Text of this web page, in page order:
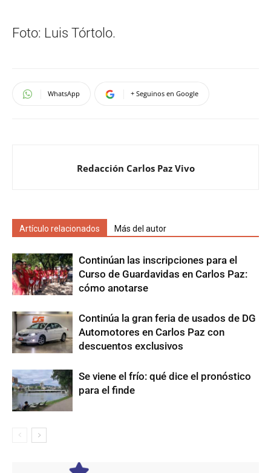
Foto: Luis Tórtolo.
WhatsApp + Seguinos en Google
Redacción Carlos Paz Vivo
Artículo relacionados Más del autor
Continúan las inscripciones para el
Curso de Guardavidas en Carlos Paz:
cómo anotarse
Continúa la gran feria de usados de DG
Automotores en Carlos Paz con
descuentos exclusivos
Se viene el frío: qué dice el pronóstico
para el finde